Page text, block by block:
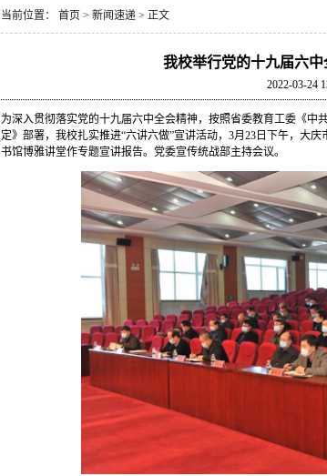
当前位置： 首页 > 新闻速递 > 正文
我校举行党的十九届六
2022-03-24
为深入贯彻落实党的十九届六中全会精神，按照省委教育工委《
定》部署，我校扎实推进“六讲六做”宣讲活动，3月23日下午，大
书馆博雅讲堂作专题宣讲报告。党委宣传统战部主持会议。